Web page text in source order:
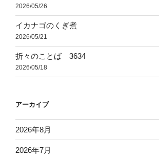
2026/05/26
イカナゴのくぎ煮
2026/05/21
折々のことば 3634
2026/05/18
アーカイブ
2026年8月
2026年7月